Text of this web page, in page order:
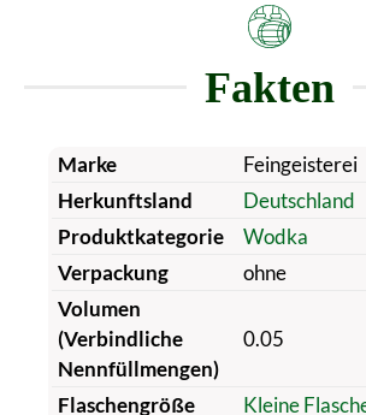
Fakten
Marke
Feingeisterei
Herkunftsland
Deutschland
Produktkategorie
Wodka
Verpackung
ohne
Volumen
(Verbindliche
Nennfüllmengen)
0.05
Flaschengröße Kleine